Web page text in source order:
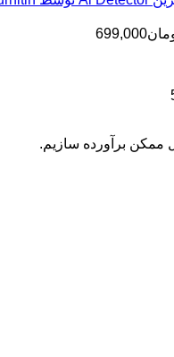
تومان399,000
تا
699,000محدوده
تا ممکن برآورده سازیم.